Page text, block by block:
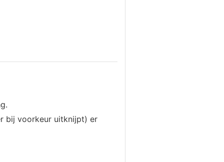
bij voorkeur uitknijpt) er